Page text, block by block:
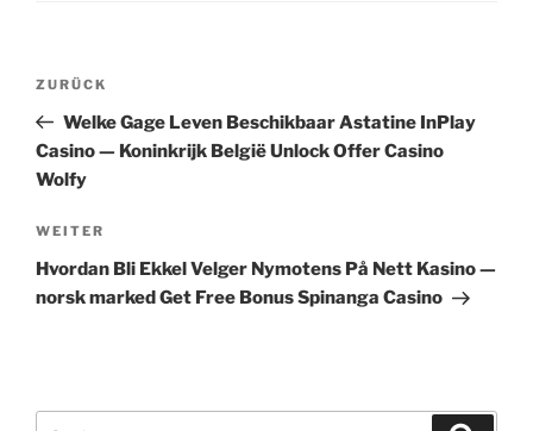
Beitragsnavigation
Vorheriger
Beitrag
ZURÜCK
Welke Gage Leven Beschikbaar Astatine InPlay
Casino — Koninkrijk België Unlock Offer Casino
Wolfy
Nächster
Beitrag
WEITER
Hvordan Bli Ekkel Velger Nymotens På Nett Kasino —
norsk marked Get Free Bonus Spinanga Casino